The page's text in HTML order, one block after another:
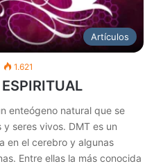
Artículos
1.621
enteógeno natural que se
seres vivos. DMT es un
en el cerebro y algunas
Entre ellas la más conocida